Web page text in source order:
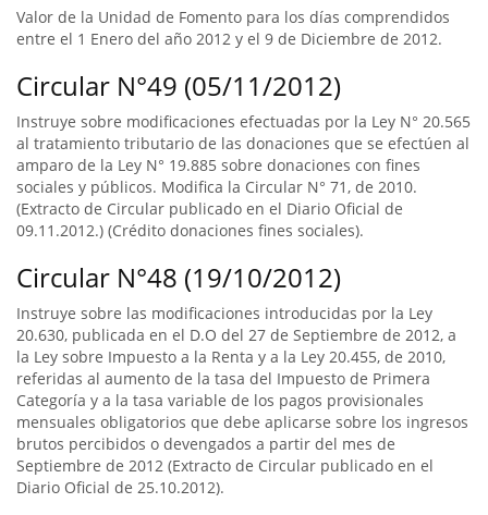
Valor de la Unidad de Fomento para los días comprendidos
entre el 1 Enero del año 2012 y el 9 de Diciembre de 2012.
Circular N°49 (05/11/2012)
Instruye sobre modificaciones efectuadas por la Ley N° 20.565
al tratamiento tributario de las donaciones que se efectúen al
amparo de la Ley N° 19.885 sobre donaciones con fines
sociales y públicos. Modifica la Circular N° 71, de 2010.
(Extracto de Circular publicado en el Diario Oficial de
09.11.2012.) (Crédito donaciones fines sociales).
Circular N°48 (19/10/2012)
Instruye sobre las modificaciones introducidas por la Ley
20.630, publicada en el D.O del 27 de Septiembre de 2012, a
la Ley sobre Impuesto a la Renta y a la Ley 20.455, de 2010,
referidas al aumento de la tasa del Impuesto de Primera
Categoría y a la tasa variable de los pagos provisionales
mensuales obligatorios que debe aplicarse sobre los ingresos
brutos percibidos o devengados a partir del mes de
Septiembre de 2012 (Extracto de Circular publicado en el
Diario Oficial de 25.10.2012).